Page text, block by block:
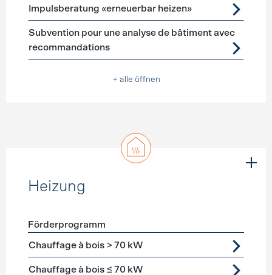
Impulsberatung «erneuerbar heizen»
Subvention pour une analyse de bâtiment avec
recommandations
+ alle öffnen
Heizung
Förderprogramme Heizung
Förderprogramm
Chauffage à bois > 70 kW
Chauffage à bois ≤ 70 kW